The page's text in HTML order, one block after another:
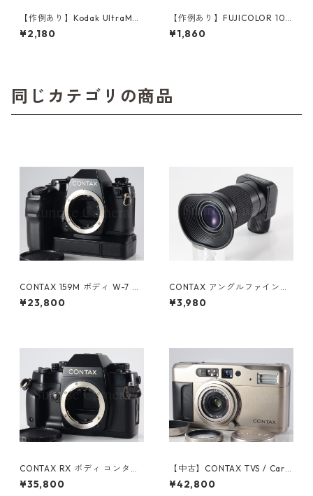
【作例あり】Kodak UltraMax
400 36枚撮り カラーネガ35
mmフィルム コダック (K02
¥2,180
【作例あり】FUJICOLOR 100
36枚撮り 35mmカラーネガフ
ィルム 富士フイルム フジカラ
¥1,860
同じカテゴリの商品
CONTAX 159M ボディ W-7 ワ
インダー付 コンタックス（61
025）
¥23,800
CONTAX アングルファインダ
ー コンタックス (61281)
¥3,980
CONTAX RX ボディ コンタッ
クス（61244）
¥35,800
【中古】CONTAX TVS / Carl
Zeiss Vario Sonnar T* 28-56
mm F3.5-5.6 コンタックス (6
¥42,800